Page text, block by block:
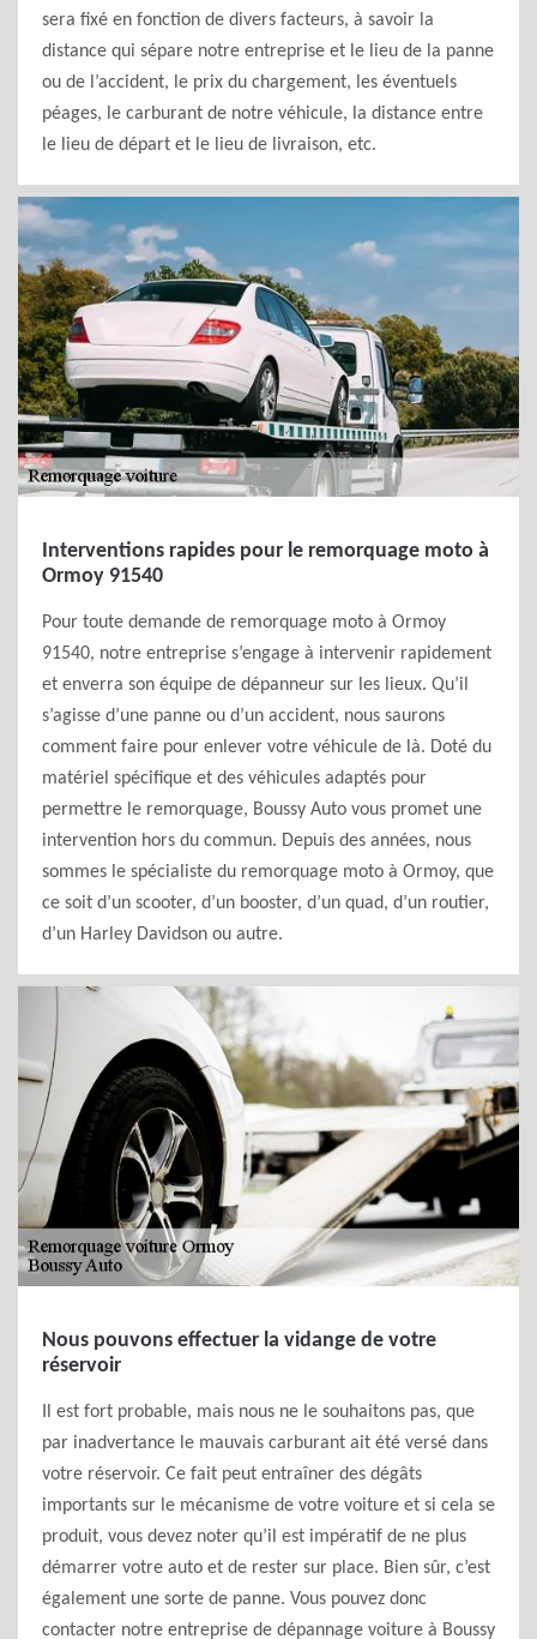
sera fixé en fonction de divers facteurs, à savoir la
distance qui sépare notre entreprise et le lieu de la panne
ou de l’accident, le prix du chargement, les éventuels
péages, le carburant de notre véhicule, la distance entre
le lieu de départ et le lieu de livraison, etc.
Interventions rapides pour le remorquage moto à
Ormoy 91540
Pour toute demande de remorquage moto à Ormoy
91540, notre entreprise s’engage à intervenir rapidement
et enverra son équipe de dépanneur sur les lieux. Qu’il
s’agisse d’une panne ou d’un accident, nous saurons
comment faire pour enlever votre véhicule de là. Doté du
matériel spécifique et des véhicules adaptés pour
permettre le remorquage, Boussy Auto vous promet une
intervention hors du commun. Depuis des années, nous
sommes le spécialiste du remorquage moto à Ormoy, que
ce soit d’un scooter, d’un booster, d’un quad, d’un routier,
d’un Harley Davidson ou autre.
Nous pouvons effectuer la vidange de votre
réservoir
Il est fort probable, mais nous ne le souhaitons pas, que
par inadvertance le mauvais carburant ait été versé dans
votre réservoir. Ce fait peut entraîner des dégâts
importants sur le mécanisme de votre voiture et si cela se
produit, vous devez noter qu’il est impératif de ne plus
démarrer votre auto et de rester sur place. Bien sûr, c’est
également une sorte de panne. Vous pouvez donc
contacter notre entreprise de dépannage voiture à Boussy